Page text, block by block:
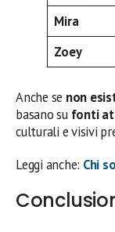
Mira
Zoey
Anche se non
basano su fonti
culturali e visivi
Leggi anche: Chi